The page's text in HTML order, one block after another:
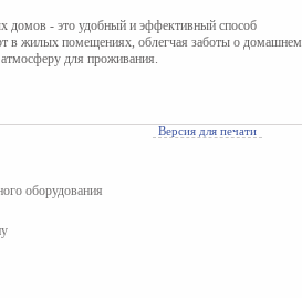
домов - это удобный и эффективный способ
в жилых помещениях, облегчая заботы о домашнем
для проживания.
Версия для печати
оборудования